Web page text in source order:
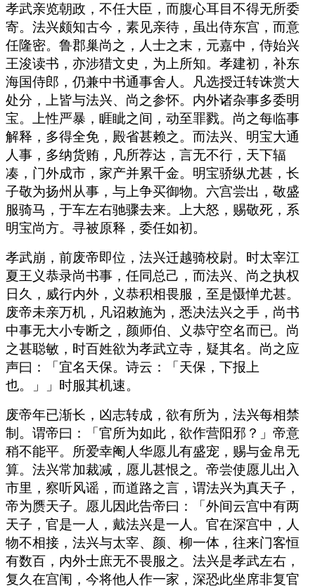
孝武亲览朝政，不任大臣，而腹心耳目不得无所委
寄。法兴颇知古今，素见亲待，虽出侍东宫，而意
任隆密。鲁郡巢尚之，人士之末，元嘉中，侍始兴
王浚读书，亦涉猎文史，为上所知。孝建初，补东
海国侍郎，仍兼中书通事舍人。凡选授迁转诛赏大
处分，上皆与法兴、尚之参怀。内外诸杂事多委明
宝。上性严暴，睚眦之间，动至罪戮。尚之每临事
解释，多得全免，殿省甚赖之。而法兴、明宝大通
人事，多纳货贿，凡所荐达，言无不行，天下辐
凑，门外成市，家产并累千金。明宝骄纵尤甚，长
子敬为扬州从事，与上争买御物。六宫尝出，敬盛
服骑马，于车左右驰骤去来。上大怒，赐敬死，系
明宝尚方。寻被原释，委任如初。
孝武崩，前废帝即位，法兴迁越骑校尉。时太宰江
夏王义恭录尚书事，任同总己，而法兴、尚之执权
日久，威行内外，义恭积相畏服，至是慑惮尤甚。
废帝未亲万机，凡诏敕施为，悉决法兴之手，尚书
中事无大小专断之，颜师伯、义恭守空名而已。尚
之甚聪敏，时百姓欲为孝武立寺，疑其名。尚之应
声曰：「宜名天保。诗云：「天保，下报上
也。」」时服其机速。
废帝年已渐长，凶志转成，欲有所为，法兴每相禁
制。谓帝曰：「官所为如此，欲作营阳邪？」帝意
稍不能平。所爱幸阉人华愿儿有盛宠，赐与金帛无
算。法兴常加裁减，愿儿甚恨之。帝尝使愿儿出入
市里，察听风谣，而道路之言，谓法兴为真天子，
帝为赝天子。愿儿因此告帝曰：「外间云宫中有两
天子，官是一人，戴法兴是一人。官在深宫中，人
物不相接，法兴与太宰、颜、柳一体，往来门客恒
有数百，内外士庶无不畏服之。法兴是孝武左右，
复久在宫闱，今将他人作一家，深恐此坐席非复官